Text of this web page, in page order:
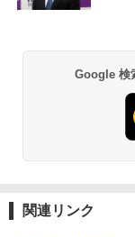
Google 検
関連リンク